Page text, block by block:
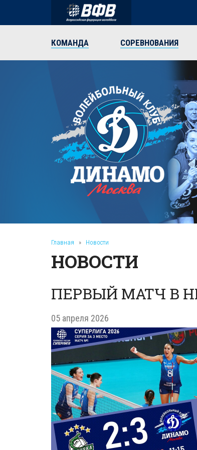
КОМАНДА СОРЕВНОВАНИЯ
Главная » Новости
НОВОСТИ
ПЕРВЫЙ МАТЧ В
05 апреля 2026